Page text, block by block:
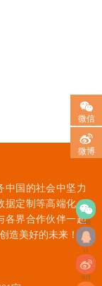
微信
qq
微博
中国的社会中坚力
据定制等高端化、
各界合作伙伴一起
造美好的未来！
微信
微博